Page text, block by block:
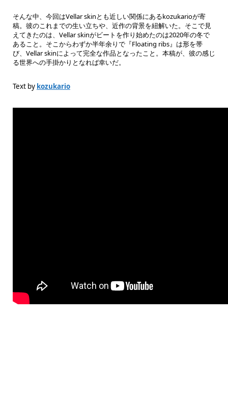
そんな中、今回はVellar skinとも近しい関係にあるkozukarioが寄
稿。彼のこれまでの生い立ちや、近作の背景を紐解いた。そこで見
えてきたのは、Vellar skinがビートを作り始めたのは2020年の冬で
あること。そこからわずか半年余りで『Floating ribs』は形を帯
び、Vellar skinによって完全な作品となったこと。本稿が、彼の感じ
る世界への手掛かりとなれば幸いだ。
Text by kozukario